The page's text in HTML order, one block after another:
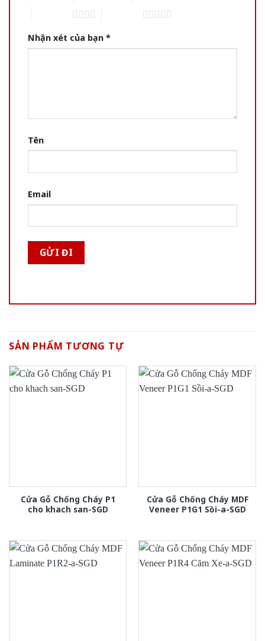
Nhận xét của bạn *
Tên
Email
SẢN PHẨM TƯƠNG TỰ
Cửa Gỗ Chống Cháy P1
cho khach san-SGD
Cửa Gỗ Chống Cháy MDF
Veneer P1G1 Sồi-a-SGD